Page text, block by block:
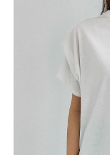
2.基於同意付款使用「大哥付
資料（包含姓名、電話或地
由本公司與您本人進行分期帳
3.完整用戶服務條款，請詳閱
※ 交易是否成功請以「
是否繳費成功／繳費後需取消
https://
１．透過由恩沛科技股份有限
易，需依本服務之必要範圍
權轉讓予恩沛科技股份有限公
２．關於個人資料處理事宜，
３．未成年的使用者請事先徵
「AFTEE先享後付」，若未
４．使用「AFTEE先享後付
時審查核予不同之上限額度
每筆NT$80，滿NT$1,500(
每筆NT$80，滿NT$1,500(